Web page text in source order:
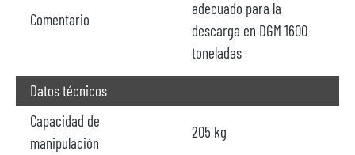
Comentario
adecuado para la
descarga en DGM 1600
toneladas
Datos técnicos
Capacidad de
manipulación
205 kg